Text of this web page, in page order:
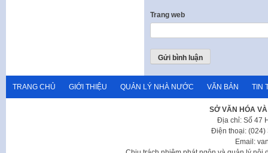
Trang web
TRANG CHỦ GIỚI THIỆU QUẢN LÝ NHÀ NƯỚC VĂN BẢN TIN
SỞ VĂN HÓA
Địa chỉ: Số 47
Điện thoại: (024)
Email: